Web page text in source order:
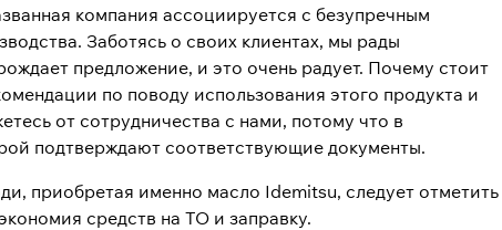
компания ассоциируется с безупречным
Заботясь о своих клиентах, мы рады
предложение, и это очень радует. Почему стоит
по поводу использования этого продукта и
от сотрудничества с нами, потому что в
подтверждают соответствующие документы.
приобретая именно масло Idemitsu, следует отметить
средств на ТО и заправку.